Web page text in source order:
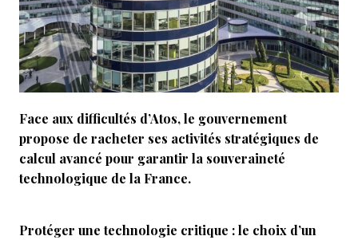
Face aux difficultés d’Atos, le gouvernement
propose de racheter ses activités stratégiques de
calcul avancé pour garantir la souveraineté
technologique de la France.
Protéger une technologie critique : le choix d’un